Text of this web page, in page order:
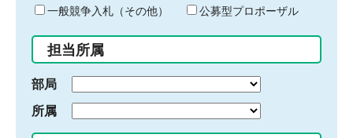
ド
入
力
一般競争入札（その他）
公募型プロポーザル
担当所属
部局
所属